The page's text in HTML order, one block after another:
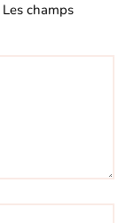
Les champs